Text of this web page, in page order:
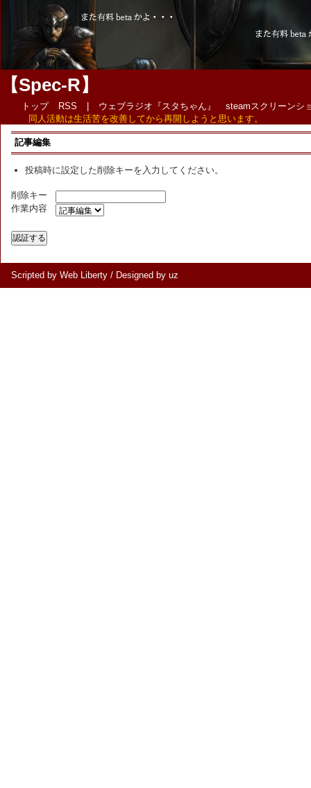
【Spec-R】
トップ RSS ウェブラジオ『スタちゃん』
steamスクリーンシ
同人活動は生活苦を改善してから再開しようと思います。
記事編集
投稿時に設定した削除キーを入力してください。
削除キー
作業内容
Scripted by Web Liberty / Designed by uz